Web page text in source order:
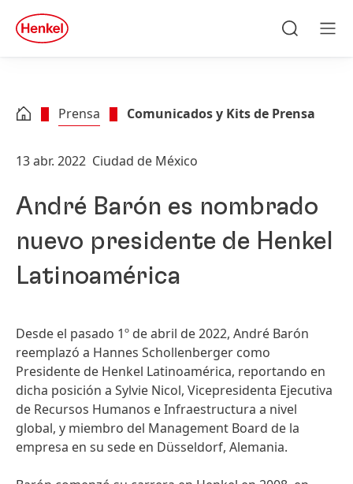
Skip to footer
quick
search
Prensa Comunicados y Kits de Prensa
13 abr. 2022 Ciudad de México
André Barón es nombrado
nuevo presidente de Henkel
Latinoamérica
Desde el pasado 1º de abril de 2022, André Barón
reemplazó a Hannes Schollenberger como
Presidente de Henkel Latinoamérica, reportando en
dicha posición a Sylvie Nicol, Vicepresidenta Ejecutiva
de Recursos Humanos e Infraestructura a nivel
global, y miembro del Management Board de la
empresa en su sede en Düsseldorf, Alemania.